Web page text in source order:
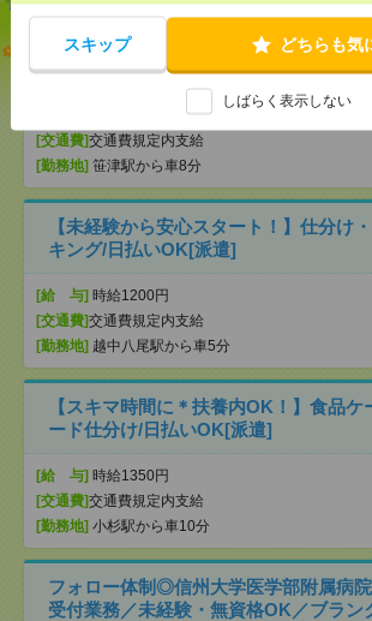
スキップ どちらも気
しばらく表示しない
【スキマ時間に＊扶養内OK！】医療事
OK[派遣]
[交通費]交通費規定内支給
[勤務地] 笹津駅から車8分
【未経験から安心スタート！】仕分け
キング/日払いOK[派遣]
[給 与] 時給1200円
[交通費]交通費規定内支給
[勤務地] 越中八尾駅から車5分
【スキマ時間に＊扶養内OK！】食品ケ
ード仕分け/日払いOK[派遣]
[給 与] 時給1350円
[交通費]交通費規定内支給
[勤務地] 小杉駅から車10分
フォロー体制◎信州大学医学部附属病
受付業務／未経験・無資格OK／ブラン